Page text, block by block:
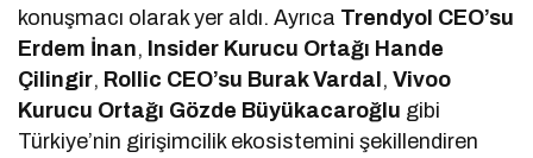
konuşmacı olarak yer aldı. Ayrıca Trendyol CEO’su
Erdem İnan, Insider Kurucu Ortağı Hande
Çilingir, Rollic CEO’su Burak Vardal,Vivoo
Kurucu Ortağı Gözde Büyükacaroğlu gibi
Türkiye’nin girişimcilik ekosistemini şekillendiren